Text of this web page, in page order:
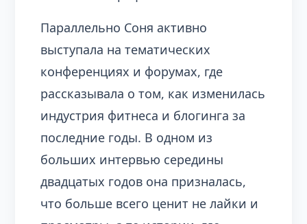
Параллельно Соня активно
выступала на тематических
конференциях и форумах, где
рассказывала о том, как изменилась
индустрия фитнеса и блогинга за
последние годы. В одном из
больших интервью середины
двадцатых годов она призналась,
что больше всего ценит не лайки и